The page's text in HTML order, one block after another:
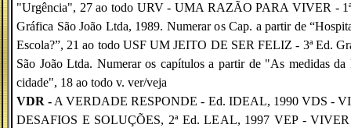
"Urgência", 27 ao todo URV - UMA RAZÃO PARA VIVER -
Gráfica São João Ltda, 1989. Numerar os Cap. a partir de
Escola?”, 21 ao todo USF UM JEITO DE SER FELIZ - 3ª Ed.
São João Ltda. Numerar os ca­pítulos a partir de "As medidas
cidade", 18 ao todo v. ver/veja
VDR - A VERDADE RESPONDE - Ed. IDEAL, 1990 VDS -
DESAFIOS E SOLUÇÕES, 2ª Ed. LEAL, 1997 VEP -